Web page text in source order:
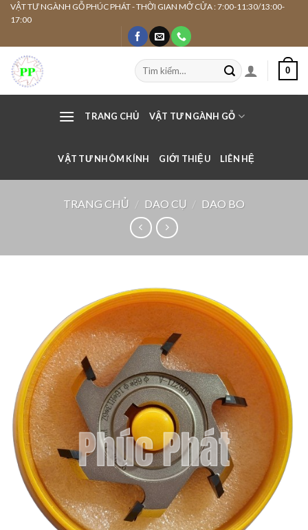
SkipVẬT TƯ NGÀNH GỖ PHÚC PHÁT - THỜI GIAN MỞ CỬA : 7:00-11:30/13:00-
17:00
Tìm
kiếm:
0
TRANG CHỦ VẬT TƯ NGÀNH GỖ
VẬT TƯ NHÔM KÍNH GIỚI THIỆU LIÊN HỆ
TRANG CHỦ / DAO CỤ / DAO BO